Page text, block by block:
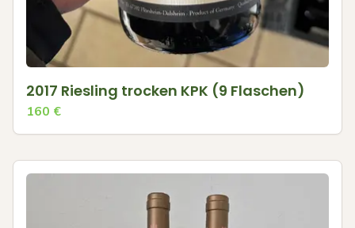
2017 Riesling trocken KPK (9 Flaschen)
160 €